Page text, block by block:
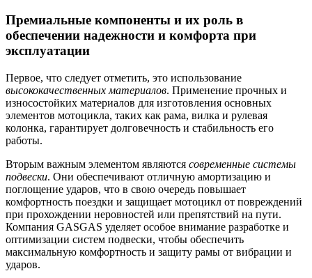
Премиальные компоненты и их роль в
обеспечении надежности и комфорта при
эксплуатации
Первое, что следует отметить, это использование
высококачественных материалов. Применение прочных и
износостойких материалов для изготовления основных
элементов мотоцикла, таких как рама, вилка и рулевая
колонка, гарантирует долговечность и стабильность его
работы.
Вторым важным элементом являются современные системы
подвески. Они обеспечивают отличную амортизацию и
поглощение ударов, что в свою очередь повышает
комфортность поездки и защищает мотоцикл от повреждений
при прохождении неровностей или препятствий на пути.
Компания GASGAS уделяет особое внимание разработке и
оптимизации систем подвески, чтобы обеспечить
максимальную комфортность и защиту рамы от вибрации и
ударов.